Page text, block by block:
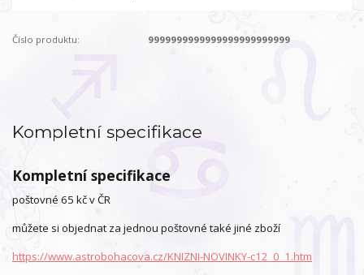
Číslo produktu: 9999999999999999999999999
Kompletní specifikace
Kompletní specifikace
poštovné 65 kč v ČR
můžete si objednat za jednou poštovné také jiné zboží
https://www.astrobohacova.cz/KNIZNI-NOVINKY-c12_0_1.htm